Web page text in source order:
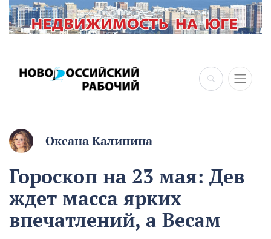
×
Оксана Калинина
Гороскоп на 23 мая: Дев
ждет масса ярких
впечатлений, а Весам